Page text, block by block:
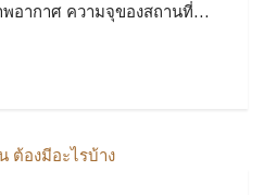
พอากาศ ความจุของสถานที่…